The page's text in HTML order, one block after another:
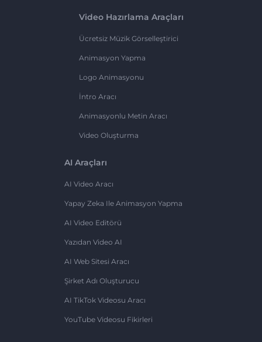
Video Hazırlama Araçları
Ücretsiz Müzik Görselleştirici
Animasyon Yapma
Logo Animasyonu
İntro Aracı
Animasyonlu Metin Aracı
Video Oluşturma
AI Araçları
AI Video Aracı
Yapay Zeka Ile Animasyon Yapma
AI Video Editörü
Yazıdan Video AI
AI Web Sitesi Aracı
Şirket Adı Oluşturucu
AI TikTok Videosu Aracı
YouTube Videosu Fikirleri